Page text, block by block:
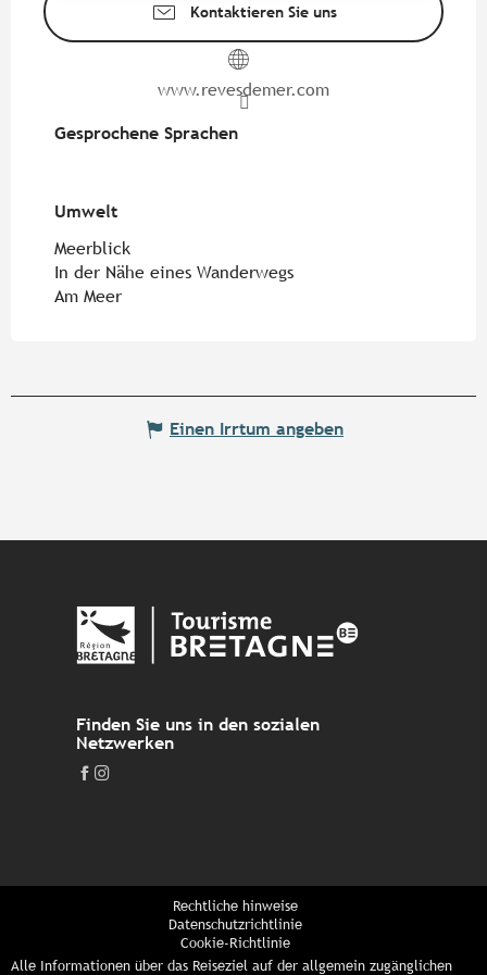
Kontaktieren Sie uns
www.revesdemer.com
Gesprochene Sprachen
Gesprochene Sprachen
Umwelt
Umwelt
Meerblick
In der Nähe eines Wanderwegs
Am Meer
Einen Irrtum angeben
Finden Sie uns in den sozialen
Netzwerken
Rechtliche hinweise
Datenschutzrichtlinie
Cookie-Richtlinie
Alle Informationen über das Reiseziel auf der allgemein zugänglichen